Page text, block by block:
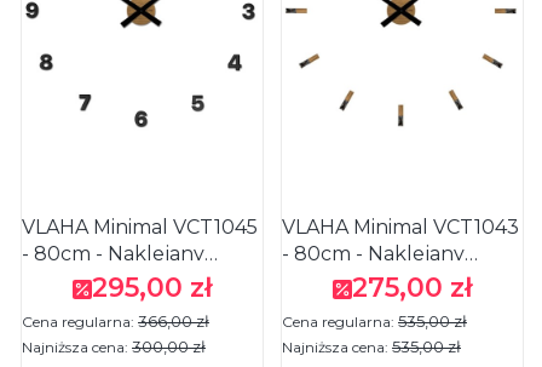
VLAHA Minimal VCT1045
- 80cm - Naklejany
zegar ścienny z drewna
dębowego
Cena promocyjna
295,00 zł
Cena regularna: 366,00 zł
Najniższa cena: 300,00 zł
VLAHA Minimal VCT1043
- 80cm - Naklejany
zegar ścienny z drewna
dębowego
Cena promocyjna
275,00 zł
Cena regularna: 535,00 zł
Najniższa cena: 535,00 zł